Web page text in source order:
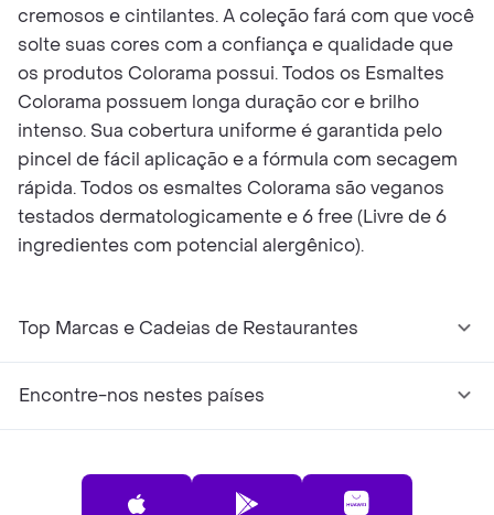
cremosos e cintilantes. A coleção fará com que você
solte suas cores com a confiança e qualidade que
os produtos Colorama possui. Todos os Esmaltes
Colorama possuem longa duração cor e brilho
intenso. Sua cobertura uniforme é garantida pelo
pincel de fácil aplicação e a fórmula com secagem
rápida. Todos os esmaltes Colorama são veganos
testados dermatologicamente e 6 free (Livre de 6
ingredientes com potencial alergênico).
Top Marcas e Cadeias de Restaurantes
Encontre-nos nestes países